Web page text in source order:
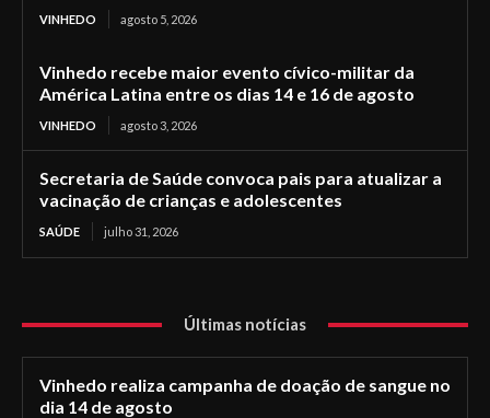
VINHEDO agosto 5, 2026
Vinhedo recebe maior evento cívico-militar da
América Latina entre os dias 14 e 16 de agosto
VINHEDO agosto 3, 2026
Secretaria de Saúde convoca pais para atualizar a
vacinação de crianças e adolescentes
SAÚDE julho 31, 2026
Últimas notícias
Vinhedo realiza campanha de doação de sangue no
dia 14 de agosto